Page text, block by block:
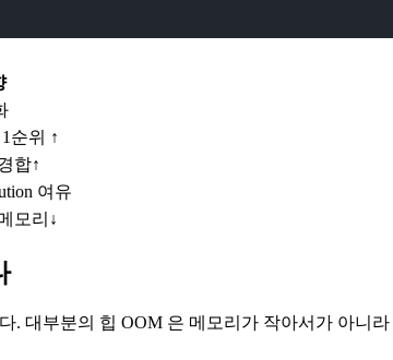
순위 ↑
합↑
여유
모리↓
. 대부분의 힙 OOM 은 메모리가 작아서가 아니라